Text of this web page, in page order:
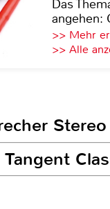
Das
angehen:
>> Mehr
>> Alle
Stereo